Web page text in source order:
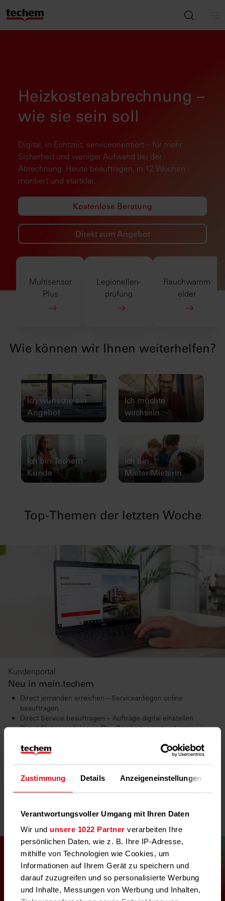
Zustimmung Details Anzeigeneinstellungen
Verantwortungsvoller Umgang mit Ihren Daten
Wir und unsere 1022 Partner verarbeiten Ihre
persönlichen Daten, wie z. B. Ihre IP-Adresse,
mithilfe von Technologien wie Cookies, um
Informationen auf Ihrem Gerät zu speichern und
darauf zuzugreifen und so personalisierte Werbung
und Inhalte, Messungen von Werbung und Inhalten,
Heizkostenabrechnung –
wie sie sein soll
Digital, in Echtzeit, serviceorientiert – für mehr
Sicherheit und weniger Aufwand bei der
Abrechnung. Heute beauftragen, in 12 Wochen
montiert und startklar.
Kostenlose Beratung
Direkt zum Angebot
Multisensor
Plus
Legionellen­
prüfung
Rauchwarnm
elder
Wie können wir Ihnen weiterhelfen?
Ich wünsche ein
Angebot
Ich möchte
wechseln
Ich bin Techem
Kunde
Ich bin
Mieter/Mieterin
Top-Themen der letzten Woche
Kundenportal
Neu in mein.techem
Direct jemanden erreichen – Serviceanliegen online
beauftragen
Direct Service beauftragen – Aufträge digital einstellen
Direct Status verfolgen – Den Bearbeitungsstand immer im
Direct Zeit sparen – Weniger Aufwand durch einfache
Prozesse
Kundenportal
Jetzt informieren